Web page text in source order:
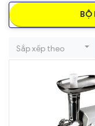
BỘ
Sắp xếp theo